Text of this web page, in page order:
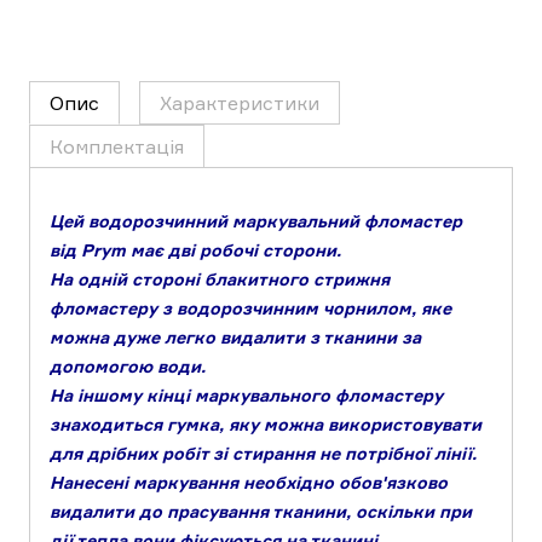
Опис
Характеристики
Комплектація
Цей водорозчинний маркувальний фломастер
від Prym має дві робочі сторони.
На одній стороні блакитного стрижня
фломастеру з водорозчинним чорнилом, яке
можна дуже легко видалити з тканини за
допомогою води.
На іншому кінці маркувального фломастеру
знаходиться гумка, яку можна використовувати
для дрібних робіт зі стирання не потрібної лінії.
Нанесені маркування необхідно обов'язково
видалити до прасування тканини, оскільки при